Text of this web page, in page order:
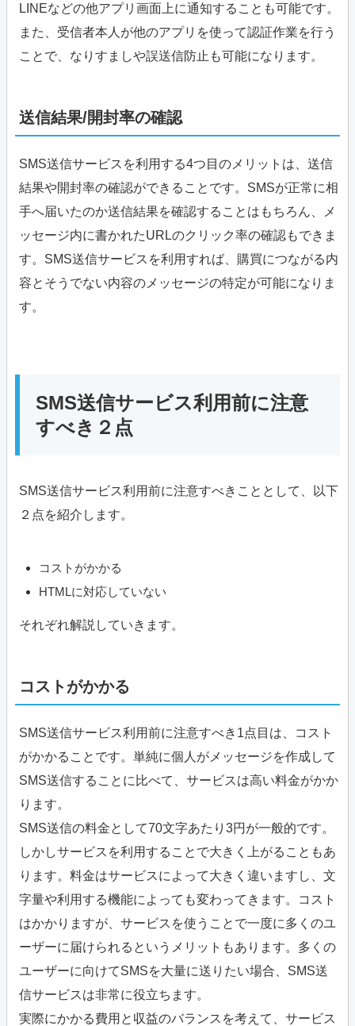
LINEなどの他アプリ画面上に通知することも可能です。
また、受信者本人が他のアプリを使って認証作業を行う
ことで、なりすましや誤送信防止も可能になります。
送信結果/開封率の確認
SMS送信サービスを利用する4つ目のメリットは、送信
結果や開封率の確認ができることです。SMSが正常に相
手へ届いたのか送信結果を確認することはもちろん、メ
ッセージ内に書かれたURLのクリック率の確認もできま
す。SMS送信サービスを利用すれば、購買につながる内
容とそうでない内容のメッセージの特定が可能になりま
す。
SMS送信サービス利用前に注意
すべき２点
SMS送信サービス利用前に注意すべきこととして、以下
２点を紹介します。
コストがかかる
HTMLに対応していない
それぞれ解説していきます。
コストがかかる
SMS送信サービス利用前に注意すべき1点目は、コスト
がかかることです。単純に個人がメッセージを作成して
SMS送信することに比べて、サービスは高い料金がかか
ります。
SMS送信の料金として70文字あたり3円が一般的です。
しかしサービスを利用することで大きく上がることもあ
ります。料金はサービスによって大きく違いますし、文
字量や利用する機能によっても変わってきます。コスト
はかかりますが、サービスを使うことで一度に多くのユ
ーザーに届けられるというメリットもあります。多くの
ユーザーに向けてSMSを大量に送りたい場合、SMS送
信サービスは非常に役立ちます。
実際にかかる費用と収益のバランスを考えて、サービス